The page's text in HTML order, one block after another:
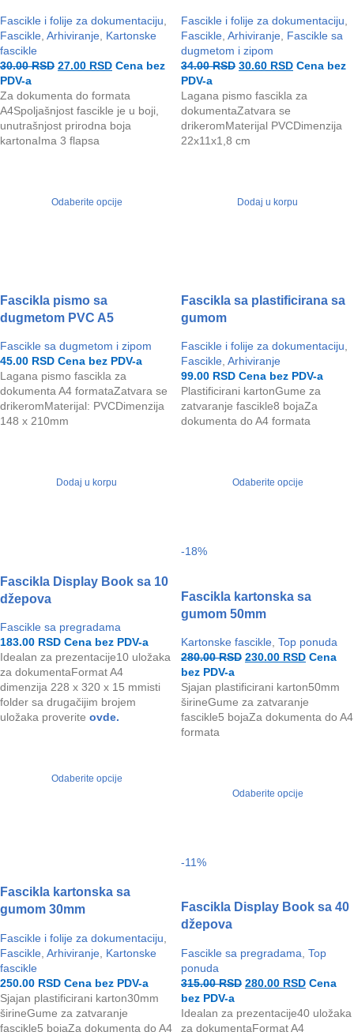
Fascikle i folije za dokumentaciju
Fascikle Arhiviranje Kartonske
fascikle
30.00RSD 27.00 RSD Cena bez
PDV-a
Za dokumenta do formata
A4Spoljašnjost fascikle je u boji,
unutrašnjost prirodna boja
kartonaIma 3 flapsa
Odaberite opcije
Fascikle i folije za dokumentaciju
Fascikle Arhiviranje Fascikle sa
dugmetom i zipom
34.00RSD 30.60 RSD Cena bez
PDV-a
Lagana pismo fascikla za
dokumentaZatvara se
drikeromMaterijal PVCDimenzija
22x11x1,8 cm
Dodaj u korpu
Fascikla pismo sa
dugmetom PVC A5
Fascikle sa dugmetom i zipom
45.00 RSD Cena bez PDV-a
Lagana pismo fascikla za
dokumenta A4 formataZatvara se
drikeromMaterijal: PVCDimenzija
148 x 210mm
Dodaj u korpu
Fascikla sa plastificirana sa
gumom
Fascikle i folije za dokumentaciju,
Fascikle, Arhiviranje
99.00 RSD Cena bez PDV-a
Plastificirani kartonGume za
zatvaranje fascikle8 bojaZa
dokumenta do A4 formata
Odaberite opcije
Fascikla Display Book sa 10
džepova
Fascikle sa pregradama
183.00 RSD Cena bez PDV-a
Idealan za prezentacije10 uložaka
za dokumentaFormat A4
dimenzija 228 x 320 x 15 mmisti
folder sa drugačijim brojem
uložaka proverite ovde.
Odaberite opcije
-18%
Fascikla kartonska sa
gumom 50mm
Kartonske fascikle Top ponuda
280.00RSD 230.00 RSD Cena
bez PDV-a
Sjajan plastificirani karton50mm
širineGume za zatvaranje
fascikle5 bojaZa dokumenta do A4
formata
Odaberite opcije
Fascikla kartonska sa
gumom 30mm
Fascikle i folije za dokumentaciju
Fascikle Arhiviranje Kartonske
fascikle
250.00 RSD Cena bez PDV-a
Sjajan plastificirani karton30mm
širineGume za zatvaranje
fascikle5 bojaZa dokumenta do A4
-11%
Fascikla Display Book sa 40
džepova
Fascikle sa pregradama Top
ponuda
315.00RSD 280.00 RSD Cena
bez PDV-a
Idealan za prezentacije40 uložaka
za dokumentaFormat A4